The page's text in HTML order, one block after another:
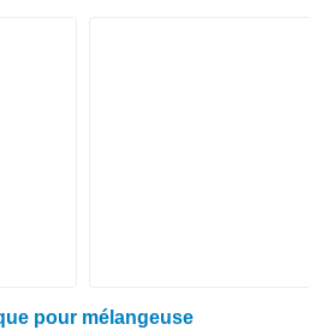
pour mélangeuse